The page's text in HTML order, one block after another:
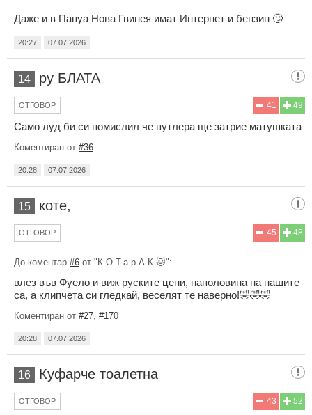
Даже и в Папуа Нова Гвинея имат Интернет и бензин 🙄
20:27 07.07.2026
14 ру БЛАТА
49
41
ОТГОВОР
Само луд би си помислил че путлера ще затрие матушката
Коментиран от #36
20:28 07.07.2026
15 коте,
48
45
ОТГОВОР
До коментар #6 от "К.О.Т.а.р.А.К 🐱":
влез във Фуело и виж руските цени, наполовина на нашите
са, а клипчета си гледкай, веселят те наверно!🤣🤣🤣
Коментиран от #27 #170
20:28 07.07.2026
16 Куфарче тоалетна
52
43
ОТГОВОР